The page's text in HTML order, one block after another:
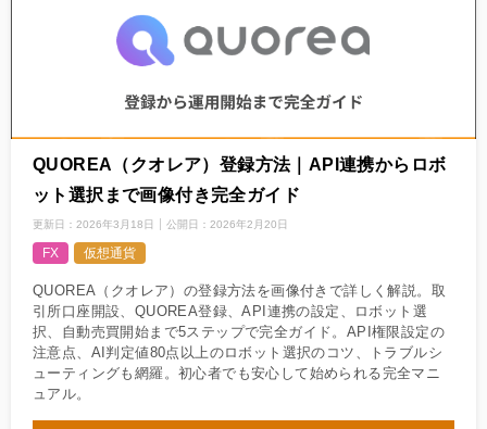
QUOREA（クオレア）登録方法｜API連携からロボ
ット選択まで画像付き完全ガイド
更新日： 2026年3月18日 公開日： 2026年2月20日
FX 仮想通貨
QUOREA（クオレア）の登録方法を画像付きで詳しく解説。取
引所口座開設、QUOREA登録、API連携の設定、ロボット選
択、自動売買開始まで5ステップで完全ガイド。API権限設定の
注意点、AI判定値80点以上のロボット選択のコツ、トラブルシ
ューティングも網羅。初心者でも安心して始められる完全マニ
ュアル。